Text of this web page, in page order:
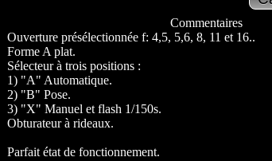
Commentaires
Ouverture présélectionnée f: 4,5, 5,6, 8, 11 et 16..
Forme A plat.
Sélecteur à trois positions :
1) "A" Automatique.
2) "B" Pose.
3) "X" Manuel et flash 1/150s.
Obturateur à rideaux.
Parfait état de fonctionnement.